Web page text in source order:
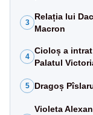
3
Relația lui
Macron
4
Cioloș a
Palatul
5 Dragoș
Violeta